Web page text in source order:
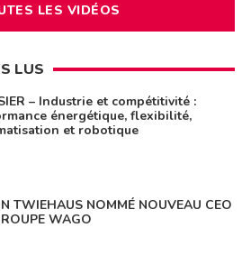
LES VIDÉOS
LUS
– Industrie et compétitivité :
énergétique, flexibilité,
et robotique
TWIEHAUS NOMMÉ NOUVEAU CEO
WAGO